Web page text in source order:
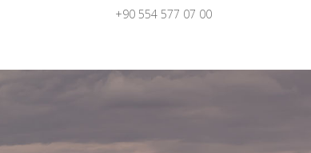
+90 554 577 07 00